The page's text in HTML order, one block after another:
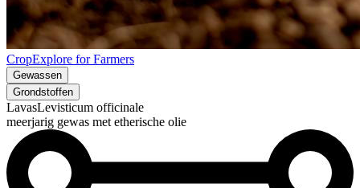
CropExplore for Farmers
Gewassen
Grondstoffen
LavasLevisticum officinale
meerjarig gewas met etherische olie